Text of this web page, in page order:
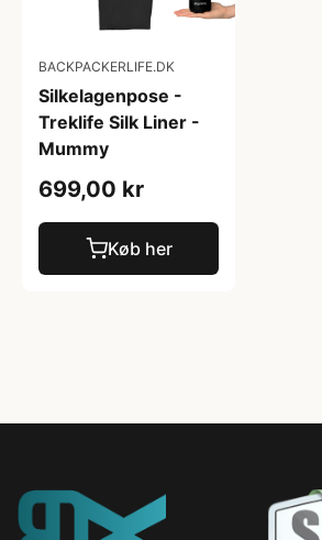
BACKPACKERLIFE.DK
Silkelagenpose -
Treklife Silk Liner -
Mummy
699,00 kr
Køb her